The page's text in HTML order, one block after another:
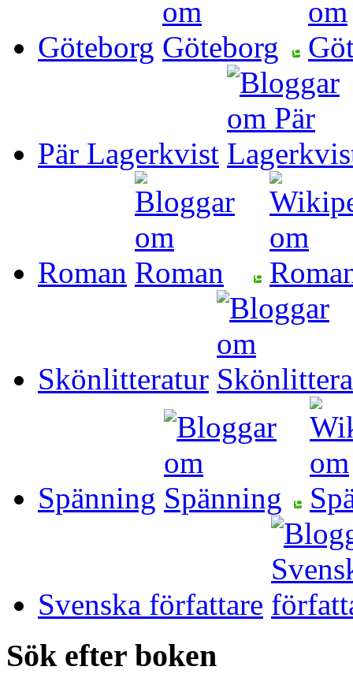
Göteborg
Pär Lagerkvist
Roman
Skönlitteratur
Spänning
Svenska författare
Sök efter boken